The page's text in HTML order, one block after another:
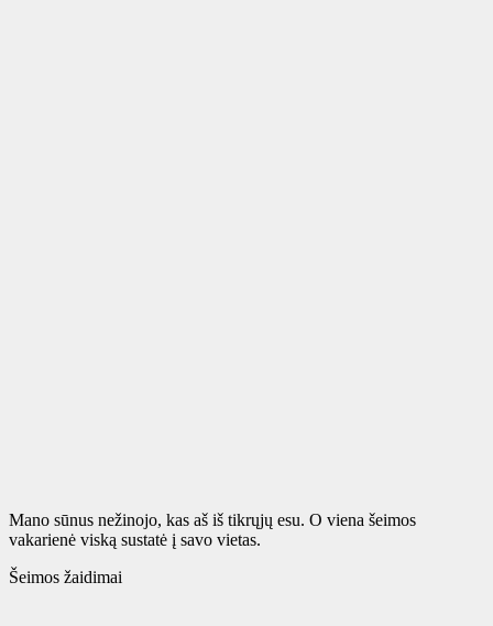
Mano sūnus nežinojo, kas aš iš tikrųjų esu. O viena šeimos
vakarienė viską sustatė į savo vietas.
Šeimos žaidimai